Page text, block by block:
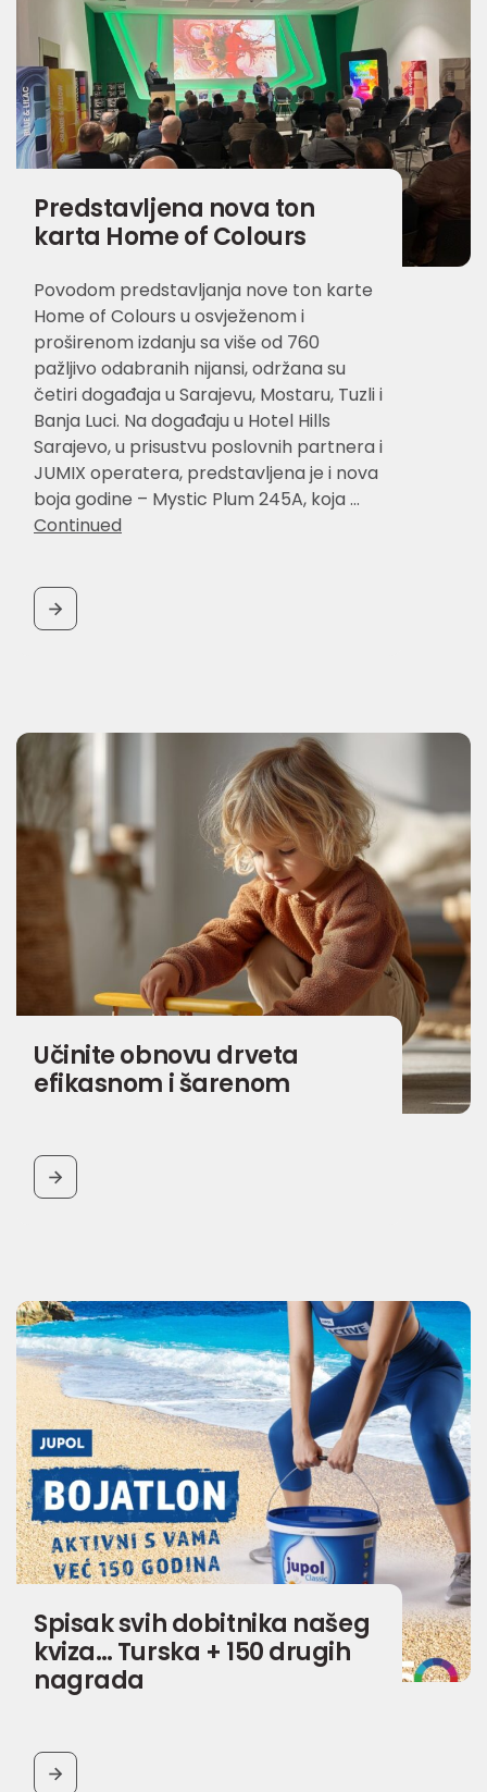
Predstavljena nova ton
karta Home of Colours
Povodom predstavljanja nove ton karte
Home of Colours u osvježenom i
proširenom izdanju sa više od 760
pažljivo odabranih nijansi, održana su
četiri događaja u Sarajevu, Mostaru, Tuzli i
Banja Luci. Na događaju u Hotel Hills
Sarajevo, u prisustvu poslovnih partnera i
JUMIX operatera, predstavljena je i nova
boja godine – Mystic Plum 245A, koja …
Continued
BUTTON
Učinite obnovu drveta
efikasnom i šarenom
BUTTON
Spisak svih dobitnika našeg
kviza… Turska + 150 drugih
nagrada
BUTTON